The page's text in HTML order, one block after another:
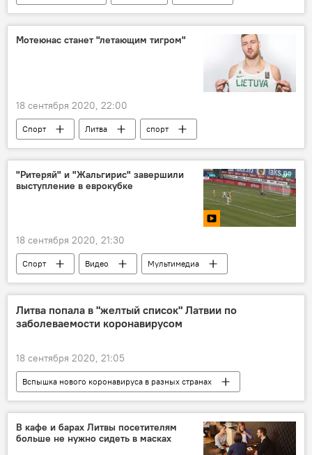
Мотеюнас станет "летающим тигром"
18 сентября 2020, 22:00
Спорт Литва
спорт
баскетбол
"Ритеряй" и "Жальгирис" завершили
выступление в еврокубке
18 сентября 2020, 21:30
Спорт Видео
Мультимедиа
Литва
спорт футбол
Литва попала в "желтый список" Латвии по
заболеваемости коронавирусом
18 сентября 2020, 21:05
Вспышка нового коронавируса в разных странах
В Балтии
В мире
Литва
Латвия
коронавирус
В кафе и барах Литвы посетителям
больше не нужно сидеть в масках